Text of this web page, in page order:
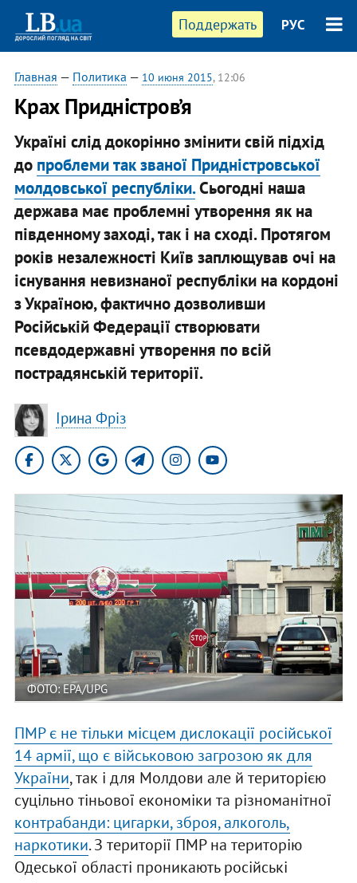
Поддержать РУС
Главная — Политика — 10 июня 2015, 12:06
Крах Придністров’я
Україні слід докорінно змінити свій підхід
до проблеми так званої Придністровської
молдовської республіки.Сьогодні наша
держава має проблемні утворення як на
південному заході, так і на сході. Протягом
років незалежності Київ заплющував очі на
існування невизнаної республіки на кордоні
з Україною, фактично дозволивши
Російській Федерації створювати
псевдодержавні утворення по всій
пострадянській території.
Ірина Фріз
ФОТО: EPA/UPG
ПМР є не тільки місцем дислокації російської
14 армії, що є військовою загрозою як для
України, так і для Молдови але й територією
суцільно тіньової економіки та різноманітної
контрабанди: цигарки, зброя, алкоголь,
наркотики. З території ПМР на територію
Одеської області проникають російські